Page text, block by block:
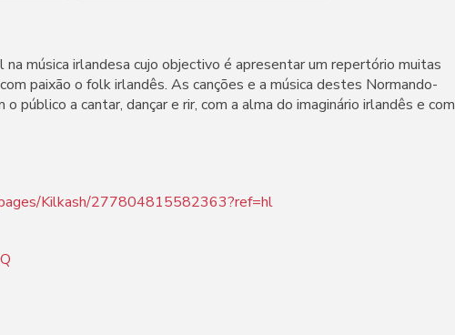
na música irlandesa cujo objectivo é apresentar um repertório muitas
paixão o folk irlandês. As canções e a música destes Normando-
público a cantar, dançar e rir, com a alma do imaginário irlandês e com
Kilkash/277804815582363?ref=hl